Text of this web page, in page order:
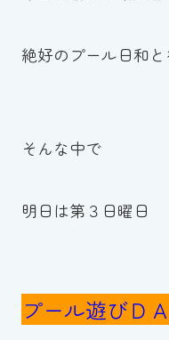
スイ
絶好のプール日和
そんな中で
明日は第３日曜日
プール遊びＤ